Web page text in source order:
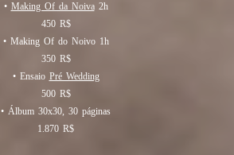
• Making Of da Noiva2h
450 R$
• Making Of do Noivo 1h
350 R$
• Ensaio Pré Wedding
500 R$
• Álbum 30x30, 30 páginas
1.870 R$